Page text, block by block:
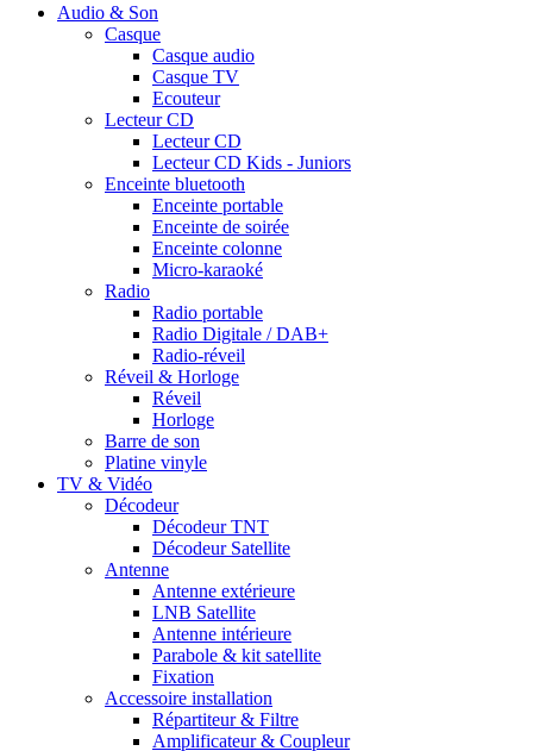
Audio & Son
Casque
Casque audio
Casque TV
Ecouteur
Lecteur CD
Lecteur CD
Lecteur CD Kids - Juniors
Enceinte bluetooth
Enceinte portable
Enceinte de soirée
Enceinte colonne
Micro-karaoké
Radio
Radio portable
Radio Digitale / DAB+
Radio-réveil
Réveil & Horloge
Réveil
Horloge
Barre de son
Platine vinyle
TV & Vidéo
Décodeur
Décodeur TNT
Décodeur Satellite
Antenne
Antenne extérieure
LNB Satellite
Antenne intérieure
Parabole & kit satellite
Fixation
Accessoire installation
Répartiteur & Filtre
Amplificateur & Coupleur